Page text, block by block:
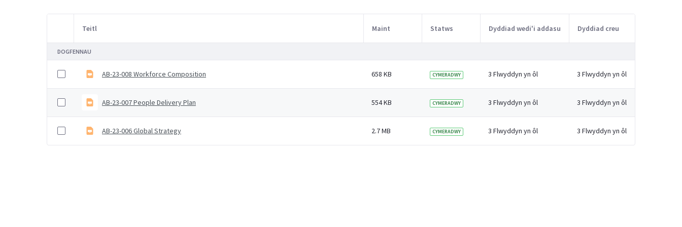
Item Selection
Teitl Maint Statws Dyddiad wedi'i addasu Dyddiad creu
DOGFENNAU
AB-23-008 Workforce Composition 658 KB CYMERADWY 3 Flwyddyn yn ôl 3 Flwyddyn yn ôl
AB-23-007 People Delivery Plan 554 KB CYMERADWY 3 Flwyddyn yn ôl 3 Flwyddyn yn ôl
AB-23-006 Global Strategy 2.7 MB CYMERADWY 3 Flwyddyn yn ôl 3 Flwyddyn yn ôl